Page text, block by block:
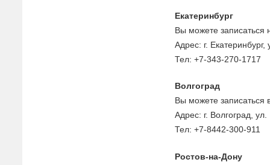
Екатеринбург
Вы можете записаться
Адрес: г.
Тел: +7-343-270-1717
Волгоград
Вы можете записаться
Адрес: г. Волгоград, ул.
Тел: +7-8442-300-911
Ростов-на-Дону